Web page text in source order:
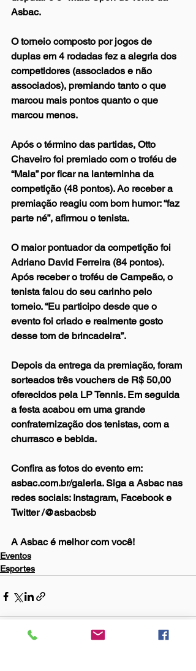
Asbac.
O torneio composto por jogos de
duplas em 4 rodadas fez a alegria dos
competidores (associados e não
associados), premiando tanto o que
marcou mais pontos quanto o que
marcou menos.
Após o término das partidas, Otto
Chaveiro foi premiado com o troféu de
“Mala” por ficar na lanterninha da
competição (48 pontos). Ao receber a
premiação reagiu com bom humor: “faz
parte né”, afirmou o tenista.
O maior pontuador da competição foi
Adriano David Ferreira (84 pontos).
Após receber o troféu de Campeão, o
tenista falou do seu carinho pelo
torneio. “Eu participo desde que o
evento foi criado e realmente gosto
desse tom de brincadeira”.
Depois da entrega da premiação, foram
sorteados três vouchers de R$ 50,00
oferecidos pela LP Tennis. Em seguida
a festa acabou em uma grande
confraternização dos tenistas, com a
churrasco e bebida.
Confira as fotos do evento em:
asbac.com.br/galeria. Siga a Asbac nas
redes sociais: Instagram, Facebook e
Twitter /@asbacbsb
A Asbac é melhor com você!
Eventos
Esportes